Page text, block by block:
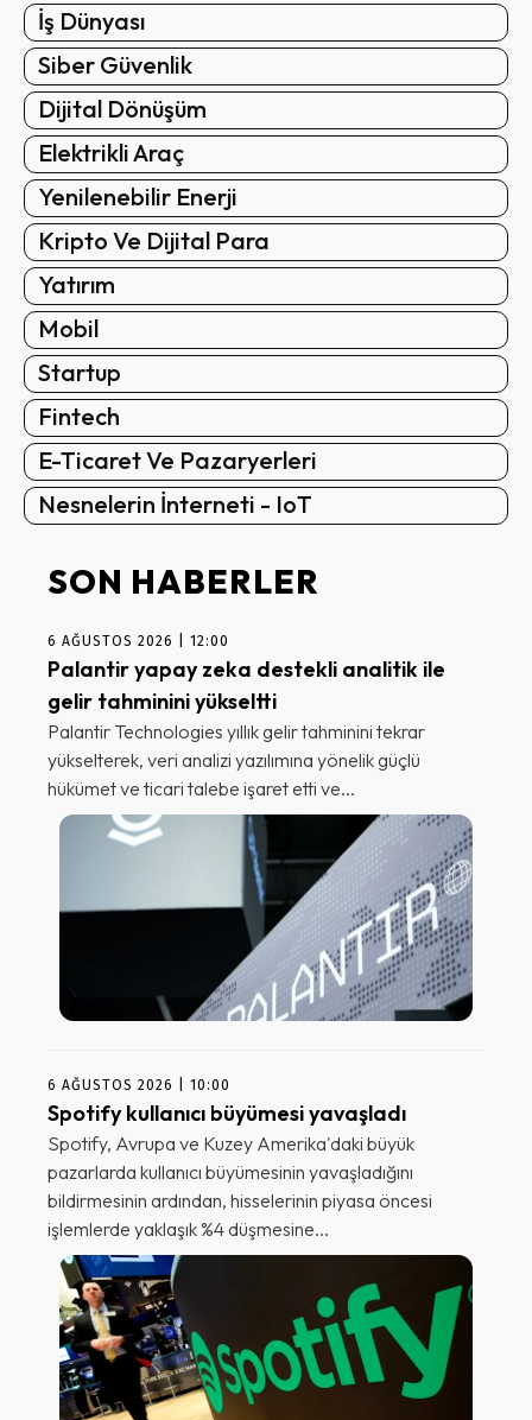
İş Dünyası
Siber Güvenlik
Dijital Dönüşüm
Elektrikli Araç
Yenilenebilir Enerji
Kripto Ve Dijital Para
Yatırım
Mobil
Startup
Fintech
E-Ticaret Ve Pazaryerleri
Nesnelerin İnterneti - IoT
SON HABERLER
6 AĞUSTOS 2026 | 12:00
Palantir yapay zeka destekli analitik ile
gelir tahminini yükseltti
Palantir Technologies yıllık gelir tahminini tekrar
yükselterek, veri analizi yazılımına yönelik güçlü
hükümet ve ticari talebe işaret etti ve...
6 AĞUSTOS 2026 | 10:00
Spotify kullanıcı büyümesi yavaşladı
Spotify, Avrupa ve Kuzey Amerika'daki büyük
pazarlarda kullanıcı büyümesinin yavaşladığını
bildirmesinin ardından, hisselerinin piyasa öncesi
işlemlerde yaklaşık %4 düşmesine...